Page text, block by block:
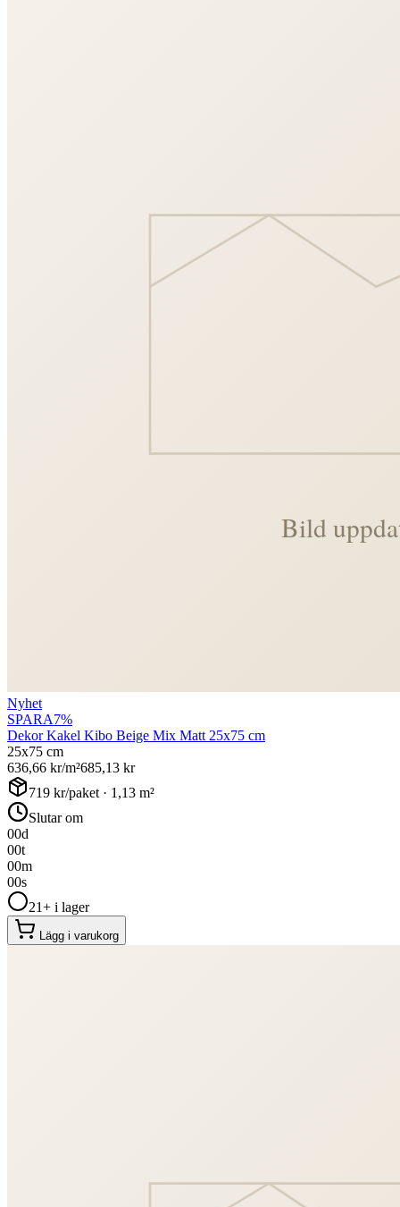
Nyhet
SPARA7%
Dekor Kakel Kibo Beige Mix Matt 25x75 cm
25x75 cm
636,66 kr/m²685,13 kr
719 kr/paket · 1,13 m²
Slutar om
00d
00t
00m
00s
21+ i lager
Lägg i varukorg